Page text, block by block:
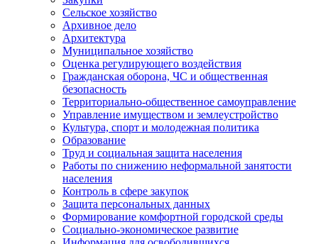
Сельское хозяйство
Архивное дело
Архитектура
Муниципальное хозяйство
Оценка регулирующего воздействия
Гражданская оборона, ЧС и общественная
безопасность
Территориально-общественное самоуправление
Управление имуществом и землеустройство
Культура, спорт и молодежная политика
Образование
Труд и социальная защита населения
Работы по снижению неформальной занятости
населения
Контроль в сфере закупок
Защита персональных данных
Формирование комфортной городской среды
Социально-экономическое развитие